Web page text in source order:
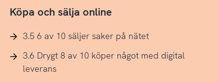
Köpa och sälja online
3.5 6 av 10 säljer saker på nätet
3.6 Drygt 8 av 10 köper något med digital
leverans